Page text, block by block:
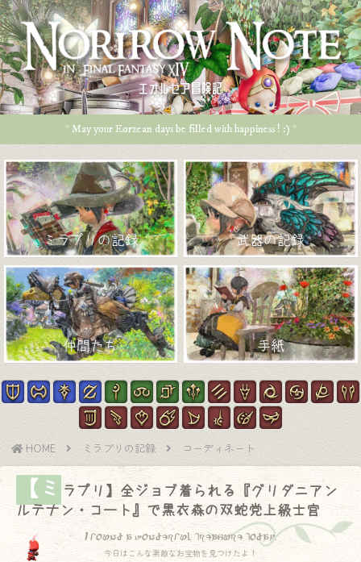
エオルゼア冒険記
* May your Eorzean days be filled with happiness ! :) *
ミラプリの記録 武器の記録
仲間たち 手紙
HOME ミラプリの記録 コーディネート
【ミ ラプリ】全ジョブ着られる『グリダニアン
ルテナン・コート』で黒衣森の双蛇党上級士官
I found a wonderful treasure today.
今日はこんな素敵なお宝物を見つけたよ！